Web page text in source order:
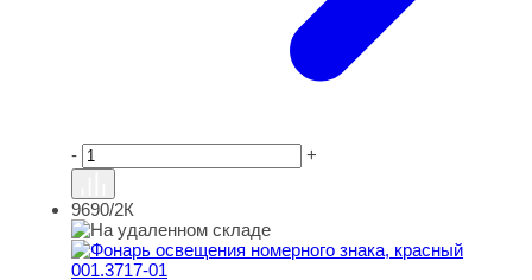
- +
Фонарь освещения номерного знака, красный 001.3717-
9690/2К